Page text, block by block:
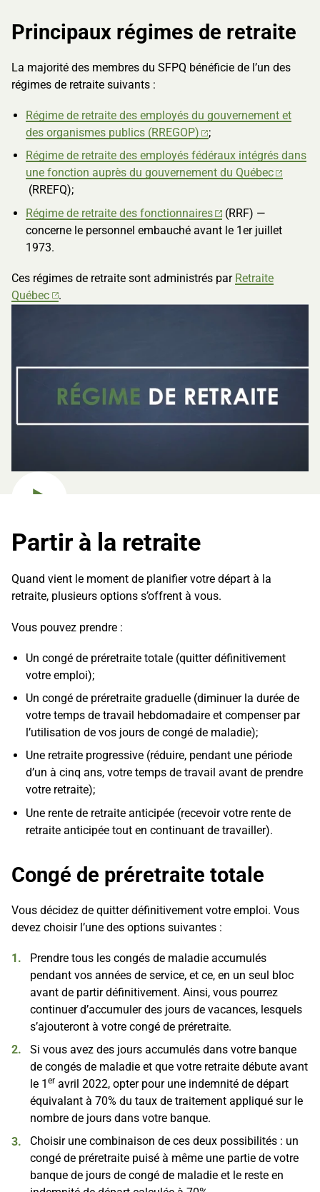
Principaux régimes de retraite
La majorité des membres du SFPQ bénéficie de l’un des
régimes de retraite suivants :
Régime de retraite des employés du gouvernement et
des organismes publics (RREGOP)
;
Régime de retraite des employés fédéraux intégrés dans
une fonction auprès du gouvernement du Québec
(RREFQ);
Régime de retraite des fonctionnaires
(RRF) —
concerne le personnel embauché avant le 1er juillet
1973.
Ces régimes de retraite sont administrés par Retraite
Québec
.
Partir à la retraite
Quand vient le moment de planifier votre départ à la
retraite, plusieurs options s’offrent à vous.
Vous pouvez prendre :
Un congé de préretraite totale (quitter définitivement
votre emploi);
Un congé de préretraite graduelle (diminuer la durée de
votre temps de travail hebdomadaire et compenser par
l’utilisation de vos jours de congé de maladie);
Une retraite progressive (réduire, pendant une période
d’un à cinq ans, votre temps de travail avant de prendre
votre retraite);
Une rente de retraite anticipée (recevoir votre rente de
retraite anticipée tout en continuant de travailler).
Congé de préretraite totale
Vous décidez de quitter définitivement votre emploi. Vous
devez choisir l’une des options suivantes :
Prendre tous les congés de maladie accumulés
pendant vos années de service, et ce, en un seul bloc
avant de partir définitivement. Ainsi, vous pourrez
continuer d’accumuler des jours de vacances, lesquels
s’ajouteront à votre congé de préretraite.
Si vous avez des jours accumulés dans votre banque
de congés de maladie et que votre retraite débute avant
le 1er avril 2022, opter pour une indemnité de départ
équivalant à 70% du taux de traitement appliqué sur le
nombre de jours dans votre banque.
Choisir une combinaison de ces deux possibilités : un
congé de préretraite puisé à même une partie de votre
banque de jours de congé de maladie et le reste en